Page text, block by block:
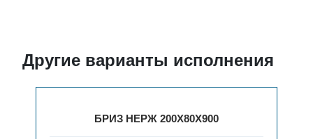
Другие варианты исполнения
БРИЗ НЕРЖ 200Х80Х900